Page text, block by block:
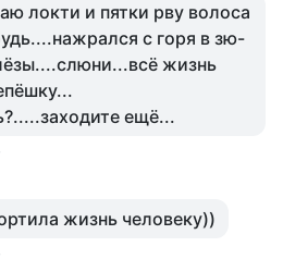
локти и пятки рву волоса
с горя в зю-
жизнь
ещё...
жизнь человеку))